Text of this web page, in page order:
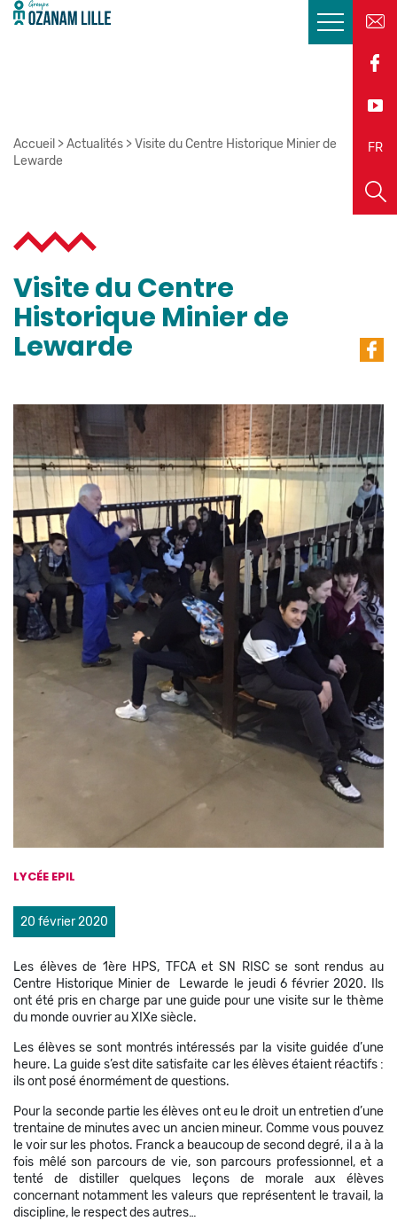
FR
EN
Accueil >Actualités >Visite du Centre Historique Minier de
Lewarde
Visite du Centre
Historique Minier de
Lewarde
LYCÉE EPIL
20 février 2020
Les élèves de 1ère HPS, TFCA et SN RISC se sont rendus au
Centre Historique Minier de Lewarde le jeudi 6 février 2020. Ils
ont été pris en charge par une guide pour une visite sur le thème
du monde ouvrier au XIXe siècle.
Les élèves se sont montrés intéressés par la visite guidée d’une
heure. La guide s’est dite satisfaite car les élèves étaient réactifs :
ils ont posé énormément de questions.
Pour la seconde partie les élèves ont eu le droit un entretien d’une
trentaine de minutes avec un ancien mineur. Comme vous pouvez
le voir sur les photos. Franck a beaucoup de second degré, il a à la
fois mêlé son parcours de vie, son parcours professionnel, et a
tenté de distiller quelques leçons de morale aux élèves
concernant notamment les valeurs que représentent le travail, la
discipline, le respect des autres…